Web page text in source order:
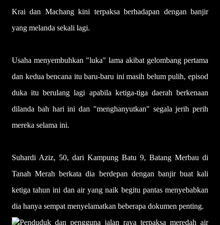
Krai dan Machang kini terpaksa berhadapan dengan banjir
yang melanda sekali lagi.
Usaha menyembuhkan "luka" lama akibat gelombang pertama
dan kedua bencana itu baru-baru ini masih belum pulih, episod
duka itu berulang lagi apabila ketiga-tiga daerah berkenaan
dilanda bah hari ini dan "menghanyutkan" segala jerih perih
mereka selama ini.
Suhardi Aziz, 50, dari Kampung Batu 9, Batang Merbau di
Tanah Merah berkata dia berdepan dengan banjir buat kali
ketiga tahun ini dan air yang naik begitu pantas menyebabkan
dia hanya sempat menyelamatkan beberapa dokumen penting.
Penduduk dan pengguna jalan raya terpaksa meredah air